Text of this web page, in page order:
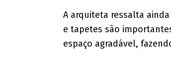
A arquiteta ressalta
e tapetes são
espaço agradável,